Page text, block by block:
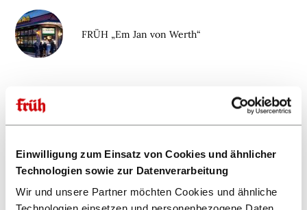
Einwilligung zum Einsatz von Cookies und ähnlicher
Technologien sowie zur Datenverarbeitung
Wir und unsere Partner möchten Cookies und ähnliche
FRÜH „Em Jan von Werth“